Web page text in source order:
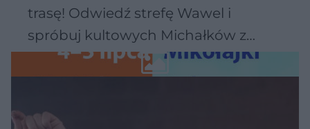
trasę! Odwiedź strefę Wawel i
spróbuj kultowych Michałków z
Wawelu